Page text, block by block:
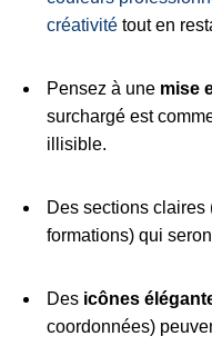
créativitétout en
Pensez à une mise
surchargé est
illisible.
Des sections claires
formations) qui
Des icônes
coordonnées)